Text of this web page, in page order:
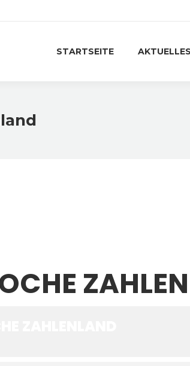
STARTSEITE AKTUELLES